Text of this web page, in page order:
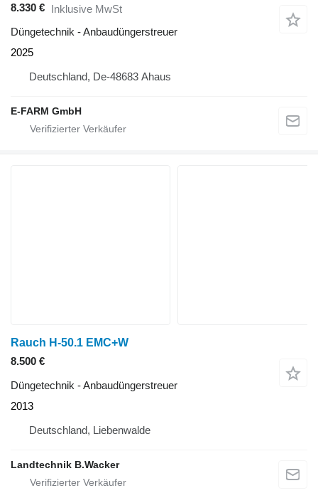
8.330 € Inklusive MwSt
Düngetechnik - Anbaudüngerstreuer
2025
Deutschland, De-48683 Ahaus
E-FARM GmbH
Rauch H-50.1 EMC+W
8.500 €
Düngetechnik - Anbaudüngerstreuer
2013
Deutschland, Liebenwalde
Landtechnik B.Wacker